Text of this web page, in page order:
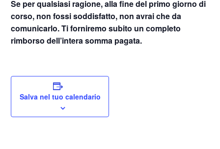
Se per qualsiasi ragione, alla fine del primo giorno di
corso, non fossi soddisfatto, non avrai che da
comunicarlo. Ti forniremo subito un completo
rimborso dell’intera somma pagata.
Salva nel tuo calendario